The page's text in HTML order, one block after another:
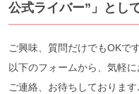
公式ライバー”」とし
ご興味、質問だけでもOKで
以下のフォームから、気軽
ご連絡、お待ちしております